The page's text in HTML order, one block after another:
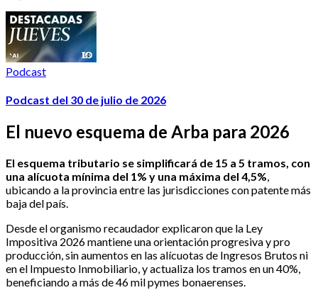
Podcast
Podcast del 30 de julio de 2026
El nuevo esquema de Arba para 2026
El esquema tributario se simplificará de 15 a 5 tramos, con
una alícuota mínima del 1% y una máxima del 4,5%,
ubicando a la provincia entre las jurisdicciones con patente más
baja del país.
Desde el organismo recaudador explicaron que la Ley
Impositiva 2026 mantiene una orientación progresiva y pro
producción, sin aumentos en las alícuotas de Ingresos Brutos ni
en el Impuesto Inmobiliario, y actualiza los tramos en un 40%,
beneficiando a más de 46 mil pymes bonaerenses.